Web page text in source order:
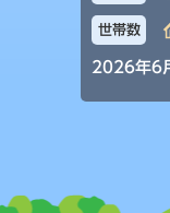
世帯数
2026年6